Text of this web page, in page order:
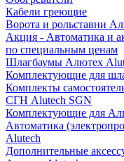
Кабели греющие
Ворота и рольставни
Акция - Автоматика и
по специальным ценам
Шлагбаумы Алютех
Комплектующие для
Комплекты
СГН Alutech SGN
Комплектующие для
Автоматика
Alutech
Дополнительные